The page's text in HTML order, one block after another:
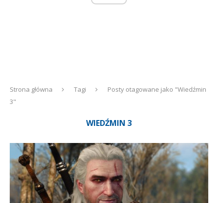
Strona główna Tagi
Posty otagowane jako "Wiedźmin
3"
WIEDŹMIN 3